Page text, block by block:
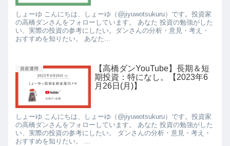
しょーゆ こんにちは、しょーゆ（@jiyuwotsukuru）です。投資家
の高橋ダンさんをフォローしています。 あなた 投資の勉強がした
い、実際の投資の参考にしたい。ダンさんの分析・意見・考え・
おすすめを知りたい。 あなた...
資産運用
【高橋ダンYouTube】長期＆短
期投資：特になし。【2023年6
月26日(月)】
しょーゆ こんにちは、しょーゆ（@jiyuwotsukuru）です。投資家
の高橋ダンさんをフォローしています。 あなた 投資の勉強がした
い、実際の投資の参考にしたい。 ダンさんの分析・意見・考え・
おすすめを知りたい。 ...